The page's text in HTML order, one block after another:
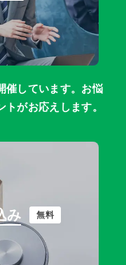
催しています。お悩
がお応えします。
み 無料